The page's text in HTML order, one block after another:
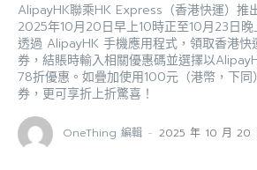
AlipayHK聯乘HK Express（香港快運）推
2025年10月20日早上10時正至10月23日晚
透過 AlipayHK 手機應用程式，領取香港快
券，結賬時輸入相關優惠碼並選擇以
78折優惠。如疊加使用100元（港幣，下
券，更可享折上折驚喜！
OneThing 編輯 - 2025 年 10 月 20